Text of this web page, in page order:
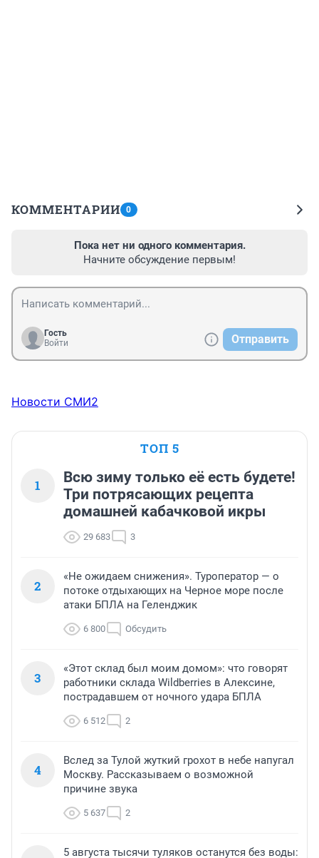
КОММЕНТАРИИ 0
Пока нет ни одного комментария.
Начните обсуждение первым!
Гость
Войти
Отправить
Новости СМИ2
ТОП 5
1
Всю зиму только её есть будете!
Три потрясающих рецепта
домашней кабачковой икры
29 683 3
2
«Не ожидаем снижения». Туроператор — о
потоке отдыхающих на Черное море после
атаки БПЛА на Геленджик
6 800 Обсудить
3
«Этот склад был моим домом»: что говорят
работники склада Wildberries в Алексине,
пострадавшем от ночного удара БПЛА
6 512 2
4
Вслед за Тулой жуткий грохот в небе напугал
Москву. Рассказываем о возможной
причине звука
5 637 2
5 августа тысячи туляков останутся без воды: